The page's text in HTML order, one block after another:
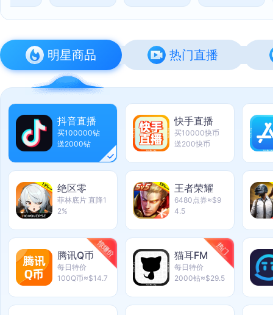
明星商品 热门直播
抖音直播
买100000钻
送2000钻
快手直播
买10000快币
送200快币
绝区零
菲林底片 直降1
2%
王者荣耀
6480点券≈$9
4.5
腾讯Q币
每日特价
100Q币≈$14.7
猫耳FM
每日特价
2000钻≈$29.5